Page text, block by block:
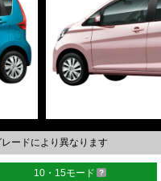
ードにより異なります
10・15モード